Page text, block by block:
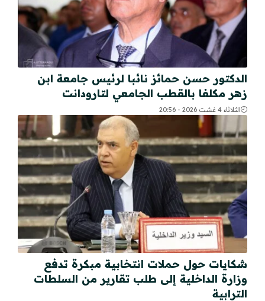
الدكتور حسن حمائز نائبا لرئيس جامعة ابن
زهر مكلفا بالقطب الجامعي لتارودانت
الثلاثاء 4 غشت 2026 - 20:56
شكايات حول حملات انتخابية مبكرة تدفع
وزارة الداخلية إلى طلب تقارير من السلطات
الترابية